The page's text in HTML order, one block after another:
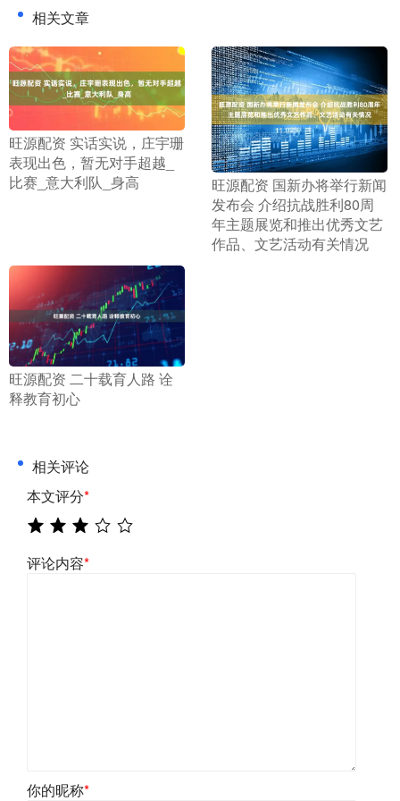
相关文章
​旺源配资 实话实说，庄宇珊
表现出色，暂无对手超越_
比赛_意大利队_身高
​旺源配资 国新办将举行新闻
发布会 介绍抗战胜利80周
年主题展览和推出优秀文艺
作品、文艺活动有关情况
​旺源配资 二十载育人路 诠
释教育初心
相关评论
本文评分*
评论内容*
你的昵称*